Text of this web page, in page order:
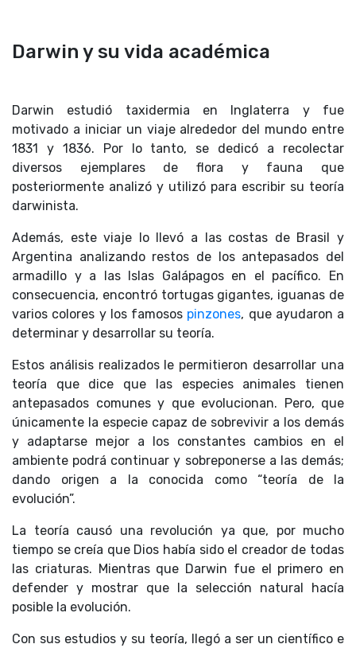
Darwin y su vida académica
Darwin estudió taxidermia en Inglaterra y fue
motivado a iniciar un viaje alrededor del mundo entre
1831 y 1836. Por lo tanto, se dedicó a recolectar
diversos ejemplares de flora y fauna que
posteriormente analizó y utilizó para escribir su teoría
darwinista.
Además, este viaje lo llevó a las costas de Brasil y
Argentina analizando restos de los antepasados del
armadillo y a las Islas Galápagos en el pacífico. En
consecuencia, encontró tortugas gigantes, iguanas de
varios colores y los famosos pinzones, que ayudaron a
determinar y desarrollar su teoría.
Estos análisis realizados le permitieron desarrollar una
teoría que dice que las especies animales tienen
antepasados comunes y que evolucionan. Pero, que
únicamente la especie capaz de sobrevivir a los demás
y adaptarse mejor a los constantes cambios en el
ambiente podrá continuar y sobreponerse a las demás;
dando origen a la conocida como “teoría de la
evolución”.
La teoría causó una revolución ya que, por mucho
tiempo se creía que Dios había sido el creador de todas
las criaturas. Mientras que Darwin fue el primero en
defender y mostrar que la selección natural hacía
posible la evolución.
Con sus estudios y su teoría, llegó a ser un científico e